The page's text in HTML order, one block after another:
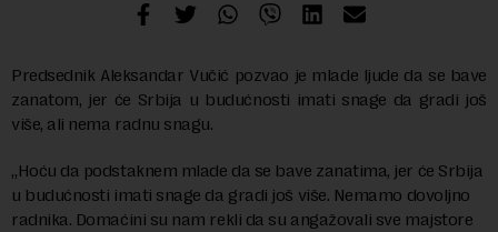
Predsednik Aleksandar Vučić pozvao je mlade ljude da se bave
zanatom, jer će Srbija u budućnosti imati snage da gradi još
više, ali nema radnu snagu.
„Hoću da podstaknem mlade da se bave zanatima, jer će Srbija
u budućnosti imati snage da gradi još više. Nemamo dovoljno
radnika. Domaćini su nam rekli da su angažovali sve majstore